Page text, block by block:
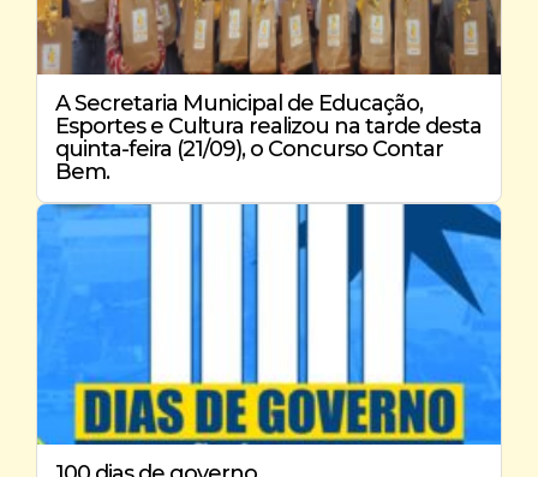
A Secretaria Municipal de Educação,
Esportes e Cultura realizou na tarde desta
quinta-feira (21/09), o Concurso Contar
Bem.